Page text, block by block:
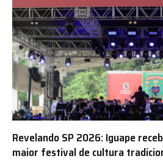
Revelando SP 2026: Iguape
maior festival de cultura